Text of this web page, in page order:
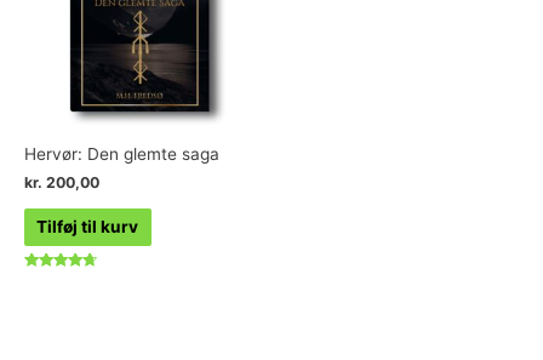
Hervør: Den glemte saga
kr. 200,00
Tilføj til kurv